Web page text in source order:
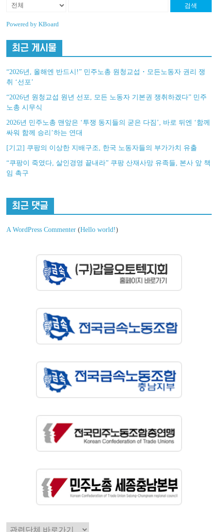
검색
Powered by KBoard
최근 게시물
“2026년, 올해엔 반드시!” 민주노총 원청교섭・모든노동자 권리 쟁
취 ‘선포’
“2026년 원청교섭 원년 선포, 모든 노동자 기본권 쟁취하겠다” 민주
노총 시무식
2026년 민주노총 맨앞은 ‘투쟁 동지들의 굳은 다짐’, 바로 뒤엔 ‘함께
싸워 함께 승리’하는 연대
[기고] 쿠팡의 이상한 지배구조, 한국 노동자들의 부가가치 유출
“쿠팡이 죽였다, 살인경영 끝내라” 쿠팡 산재사망 유족들, 본사 앞 책
임 촉구
최근 댓글
A WordPress Commenter (Hello world!)